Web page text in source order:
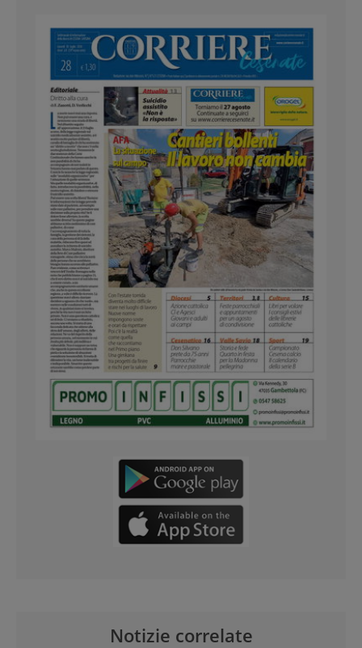
Notizie correlate